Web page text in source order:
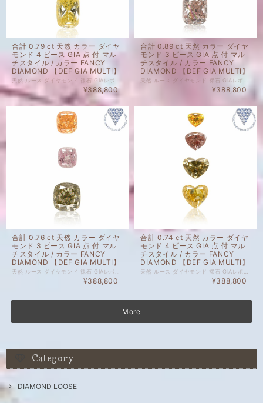
合計 0.79 ct 天然 カラー ダイヤ
モンド 4 ピース GIA 点 付 マル
チスタイル / カラー FANCY
DIAMOND 【DEF GIA MULTI】
¥388,800
合計 0.89 ct 天然 カラー ダイヤ
モンド 3 ピース GIA 点 付 マル
チスタイル / カラー FANCY
DIAMOND 【DEF GIA MULTI】
¥388,800
合計 0.76 ct 天然 カラー ダイヤ
モンド 3 ピース GIA 点 付 マル
チスタイル / カラー FANCY
DIAMOND 【DEF GIA MULTI】
¥388,800
合計 0.74 ct 天然 カラー ダイヤ
モンド 4 ピース GIA 点 付 マル
チスタイル / カラー FANCY
DIAMOND 【DEF GIA MULTI】
¥388,800
More
Category
DIAMOND LOOSE